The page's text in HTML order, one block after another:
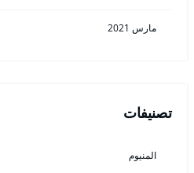
مارس 2021
تصنيفات
المنيوم